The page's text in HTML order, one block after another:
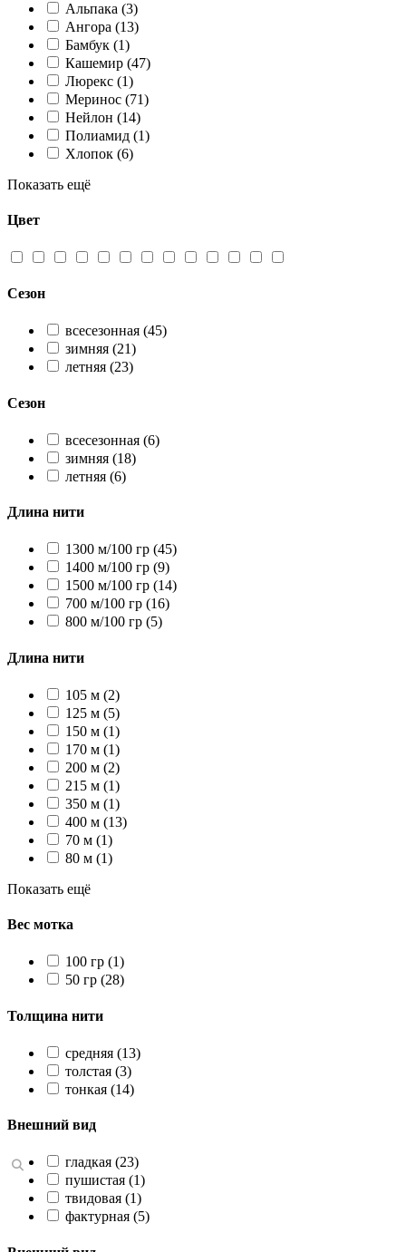
Альпака (3)
Ангора (13)
Бамбук (1)
Кашемир (47)
Люрекс (1)
Меринос (71)
Нейлон (14)
Полиамид (1)
Хлопок (6)
Показать ещё
Цвет
Сезон
всесезонная (45)
зимняя (21)
летняя (23)
Сезон
всесезонная (6)
зимняя (18)
летняя (6)
Длина нити
1300 м/100 гр (45)
1400 м/100 гр (9)
1500 м/100 гр (14)
700 м/100 гр (16)
800 м/100 гр (5)
Длина нити
105 м (2)
125 м (5)
150 м (1)
170 м (1)
200 м (2)
215 м (1)
350 м (1)
400 м (13)
70 м (1)
80 м (1)
Показать ещё
Вес мотка
100 гр (1)
50 гр (28)
Толщина нити
средняя (13)
толстая (3)
тонкая (14)
Внешний вид
гладкая (23)
пушистая (1)
твидовая (1)
фактурная (5)